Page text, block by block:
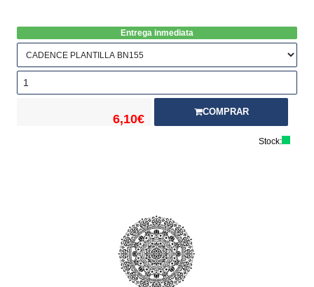
Entrega inmediata
6,10€
COMPRAR
Stock: